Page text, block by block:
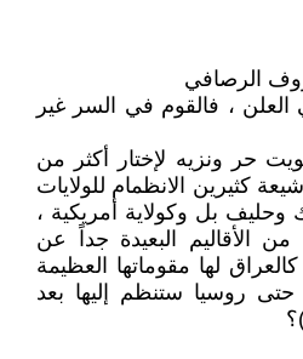
الرصافي
، فالقوم في السر غير
حر ونزيه لإختار أكثر من
كثيرين الانظمام للولايات
بل وكولاية أمريكية ،
الأقاليم البعيدة جداً عن
لها مقوماتها العظيمة
روسيا ستنظم إليها بعد